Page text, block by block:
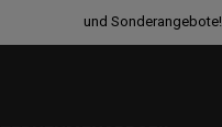
und Sonderangebote!